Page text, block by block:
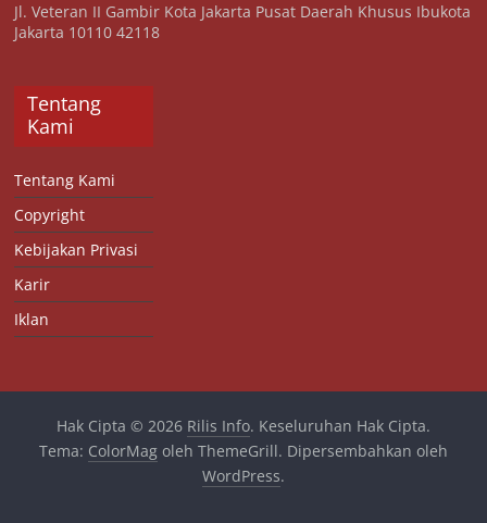
Jl. Veteran II Gambir Kota Jakarta Pusat Daerah Khusus Ibukota
Jakarta 10110 42118
Tentang
Kami
Tentang Kami
Copyright
Kebijakan Privasi
Karir
Iklan
Hak Cipta © 2026 Rilis Info. Keseluruhan Hak Cipta.
Tema: ColorMagoleh ThemeGrill. Dipersembahkan oleh
WordPress.